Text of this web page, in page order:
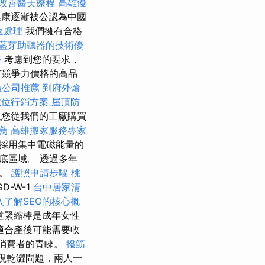
逐漸被公認為中國
處理 我們擁有合格
芽助聽器的技術優
考慮到您的要求，
爭力價格的高品
司推薦 到府外燴
行銷方案 屋頂防
從我們的工廠購買
高雄搬家服務專家
用集中電磁能量的
區域。 透過多年
護照申請步驟 桃
W-1 台中居家清
了解SEO的核心概
縮棒是成年女性
合產後可能需要收
費者的青睞。 撥筋
乾澀問題，兩人一